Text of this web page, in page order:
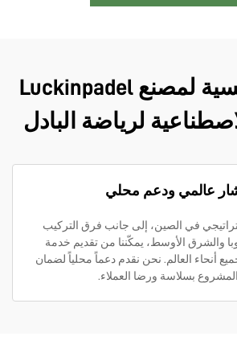
المزايا الرئيسية لمصنع Luckinpadel
لرياضة البادل
عالمي ودعم محلي
في الصين، إلى جانب فرق التركيب
والشرق الأوسط، يمكّننا من تقديم خدمة
أنحاء العالم. نحن نقدم دعماً محلياً لضمان
المشروع بسلاسة ورضا العملاء.